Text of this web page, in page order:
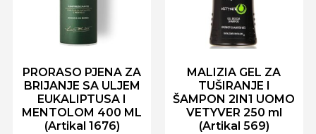
PRORASO PJENA ZA
BRIJANJE SA ULJEM
EUKALIPTUSA I
MENTOLOM 400 ML
(Artikal 1676)
MALIZIA GEL ZA
TUŠIRANJE I
ŠAMPON 2IN1 UOMO
VETYVER 250 ml
(Artikal 569)